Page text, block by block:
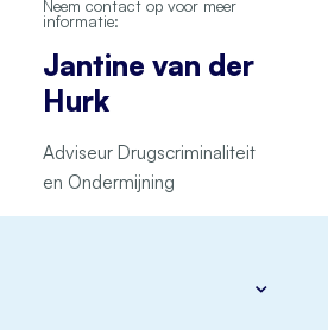
Neem contact op voor meer
informatie:
Jantine van der
Hurk
Adviseur Drugscriminaliteit
en Ondermijning